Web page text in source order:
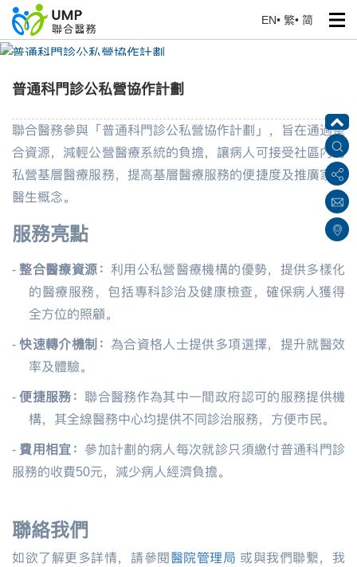
EN• 繁• 简
普通科門診公私營協作計劃
普通科門診公私營協作計劃
聯合醫務參與「普通科門診公私營協作計劃」，旨在通過整
合資源，減輕公營醫療系統的負擔，讓病人可接受社區內的
私營基層醫療服務，提高基層醫療服務的便捷度及推廣家庭
醫生概念。
服務亮點
-整合醫療資源： 利用公私營醫療機構的優勢，提供多樣化
的醫療服務，包括專科診治及健康檢查，確保病人獲得
全方位的照顧。
-快速轉介機制： 為合資格人士提供多項選擇，提升就醫效
率及體驗。
-便捷服務： 聯合醫務作為其中一間政府認可的服務提供機
構，其全線醫務中心均提供不同診治服務，方便市民。
- 費用相宜： 參加計劃的病人每次就診只須繳付普通科門診
服務的收費50元，減少病人經濟負擔。
聯絡我們
如欲了解更多詳情，請參閱 醫院管理局 或與我們聯繫，我